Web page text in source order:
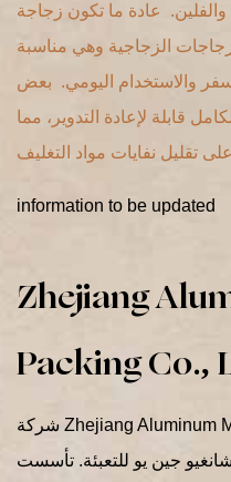
والفلين. عادة ما تكون زجاجة
الزجاجية وهي مناسبة
والاستخدام اليومي. بعض
قابلة لإعادة التدوير، مما
information to be updated
Zhejiang
Packing Co.,
شركة Zhejiang Aluminum Master Packing Co., Ltd.
جين يو للتعبئة. تأسست